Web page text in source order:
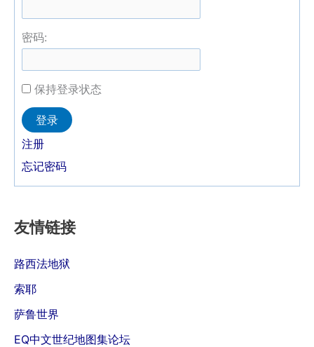
密码:
保持登录状态
Alternative:
登录
注册
忘记密码
友情链接
路西法地狱
索耶
萨鲁世界
EQ中文世纪地图集论坛